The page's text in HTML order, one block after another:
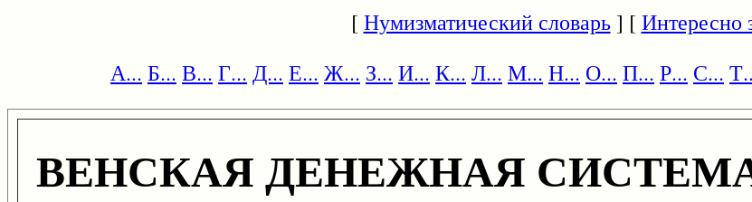
[Нумизматический словарь] [Интересно
А... Б... В... Г... Д... Е... Ж... З... И... К... Л... М... Н... О... П... Р... С...
ВЕНСКАЯ ДЕНЕЖНАЯ